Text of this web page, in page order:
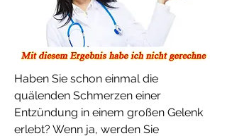
Haben Sie schon einmal die
quälenden Schmerzen einer
Entzündung in einem großen Gelenk
erlebt? Wenn ja, werden Sie